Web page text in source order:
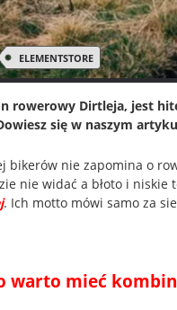
ELEMENTSTORE
rowerowy Dirtleja, jest
się w naszym
bikerów nie zapomina o
nie widać a błoto i niskie
. Ich motto mówi samo za
warto mieć